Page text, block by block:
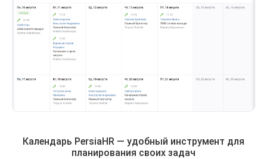
Календарь PersiaHR — удобный инструмент для
планирования своих задач